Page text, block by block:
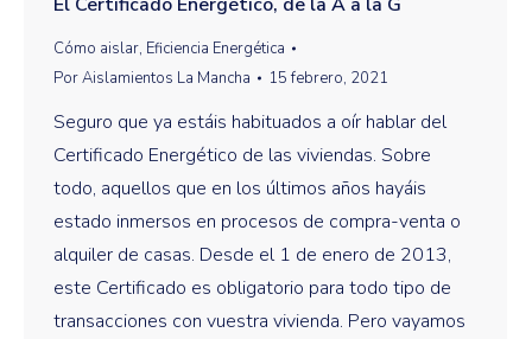
Cómo aislar, Eficiencia Energética
PorAislamientos La Mancha 15 febrero, 2021
Seguro que ya estáis habituados a oír hablar del
Certificado Energético de las viviendas. Sobre
todo, aquellos que en los últimos años hayáis
estado inmersos en procesos de compra-venta o
alquiler de casas. Desde el 1 de enero de 2013,
este Certificado es obligatorio para todo tipo de
transacciones con vuestra vivienda. Pero vayamos